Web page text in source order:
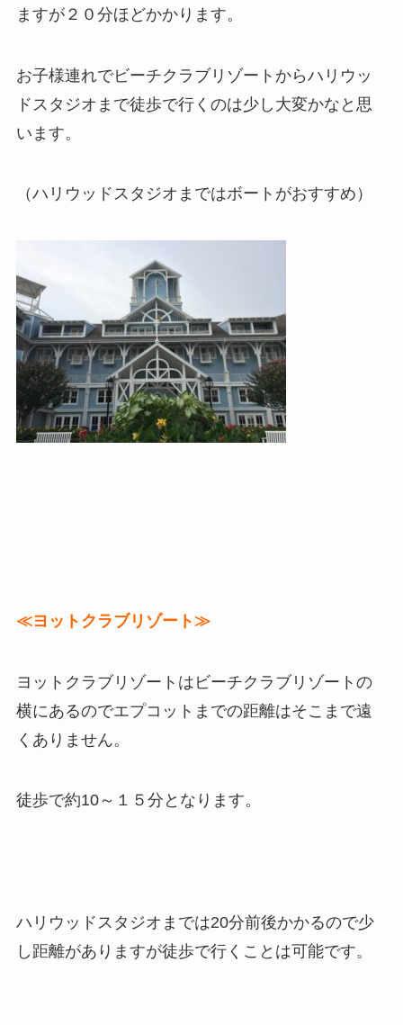
ますが２０分ほどかかります。
お子様連れでビーチクラブリゾートからハリウッ
ドスタジオまで徒歩で行くのは少し大変かなと思
います。
（ハリウッドスタジオまではボートがおすすめ）
≪ヨットクラブリゾート≫
ヨットクラブリゾートはビーチクラブリゾートの
横にあるのでエプコットまでの距離はそこまで遠
くありません。
徒歩で約10～１５分となります。
ハリウッドスタジオまでは20分前後かかるので少
し距離がありますが徒歩で行くことは可能です。